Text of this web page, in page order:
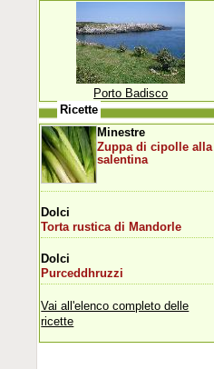
Porto Badisco
Ricette
Minestre
Zuppa di cipolle alla
salentina
Dolci
Torta rustica di Mandorle
Dolci
Purceddhruzzi
Vai all'elenco completo delle
ricette